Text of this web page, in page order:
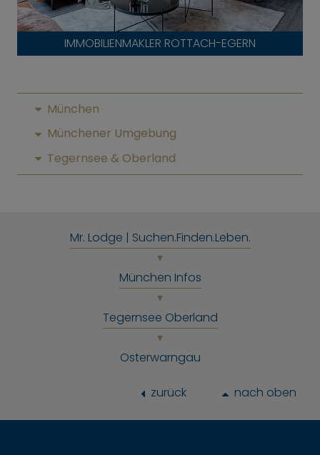
IMMOBILIENMAKLER ROTTACH-EGERN
München
Münchener Umgebung
Tegernsee & Oberland
Mr. Lodge | Suchen.Finden.Leben.
München Infos
Tegernsee Oberland
Osterwarngau
zurück nach oben